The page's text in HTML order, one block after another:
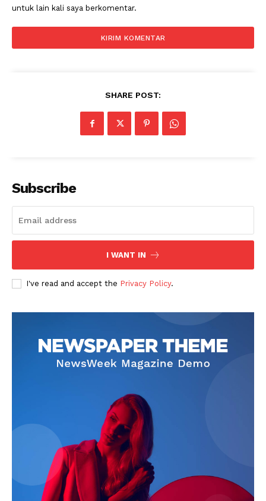
News Week
Magazine PRO
untuk lain kali saya berkomentar.
SHARE POST:
Subscribe
I WANT IN
I've read and accept the Privacy Policy.